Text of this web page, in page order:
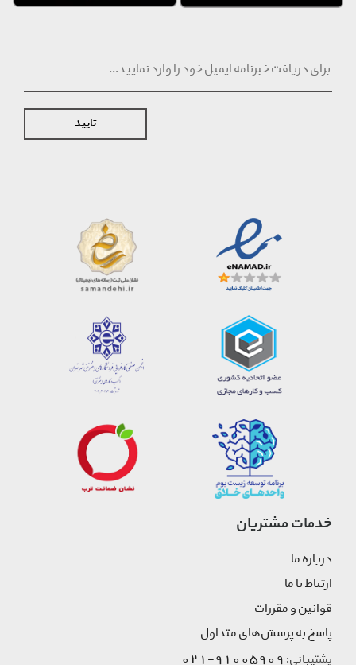
تایید
خدمات مشتریان
درباره ما
ارتباط با ما
قوانین و مقررات
پاسخ به پرسش‌های متداول
پشتیبانی: 91005909-021